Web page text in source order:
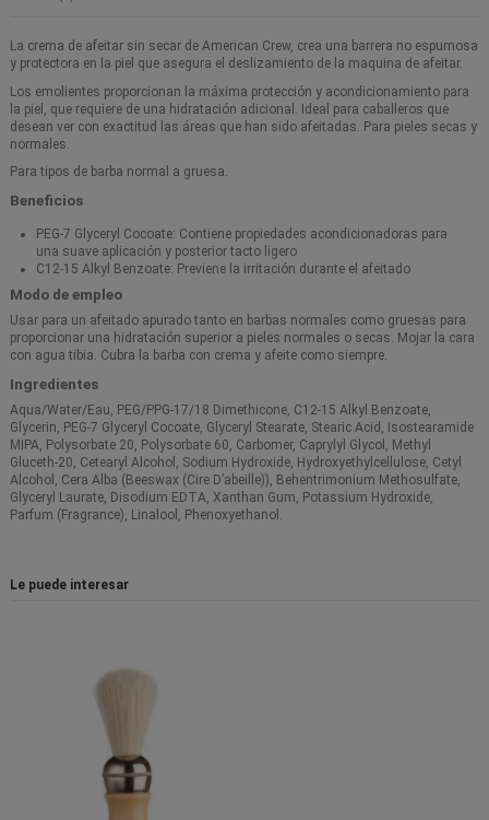
La crema de afeitar sin secar de American Crew, crea una barrera no espumosa
y protectora en la piel que asegura el deslizamiento de la maquina de afeitar.
Los emolientes proporcionan la máxima protección y acondicionamiento para
la piel, que requiere de una hidratación adicional. Ideal para caballeros que
desean ver con exactitud las áreas que han sido afeitadas. Para pieles secas y
normales.
Para tipos de barba normal a gruesa.
Beneficios
PEG-7 Glyceryl Cocoate: Contiene propiedades acondicionadoras para
una suave aplicación y posterior tacto ligero
C12-15 Alkyl Benzoate: Previene la irritación durante el afeitado
Modo de empleo
Usar para un afeitado apurado tanto en barbas normales como gruesas para
proporcionar una hidratación superior a pieles normales o secas. Mojar la cara
con agua tibia. Cubra la barba con crema y afeite como siempre.
Ingredientes
Aqua/Water/Eau, PEG/PPG-17/18 Dimethicone, C12-15 Alkyl Benzoate,
Glycerin, PEG-7 Glyceryl Cocoate, Glyceryl Stearate, Stearic Acid, Isostearamide
MIPA, Polysorbate 20, Polysorbate 60, Carbomer, Caprylyl Glycol, Methyl
Gluceth-20, Cetearyl Alcohol, Sodium Hydroxide, Hydroxyethylcellulose, Cetyl
Alcohol, Cera Alba (Beeswax (Cire D’abeille)), Behentrimonium Methosulfate,
Glyceryl Laurate, Disodium EDTA, Xanthan Gum, Potassium Hydroxide,
Parfum (Fragrance), Linalool, Phenoxyethanol.
Le puede interesar